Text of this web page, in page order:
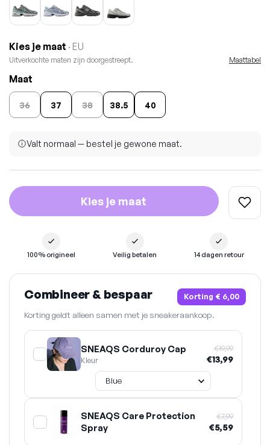
Kies je maat · EU
Uitverkochte maten zijn doorgestreept. Maattabel
Maat
36 37 38 38.5 40
Valt normaal — bestel je gewone maat.
Kies je maat
100% origineel Veilig betalen 14 dagen retour
Combineer & bespaar Korting € 6,00
Korting geldt alleen samen met je sneakeraankoop.
SNEAQS Corduroy Cap
Kleur
€19,99
€13,99
SNEAQS Care Protection
Spray
€7,99
€5,59